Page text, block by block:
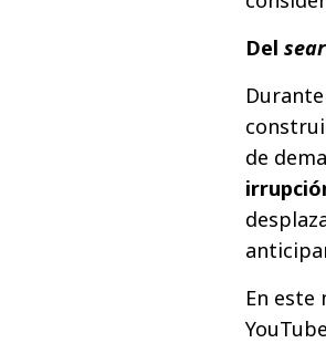
Del
de
En